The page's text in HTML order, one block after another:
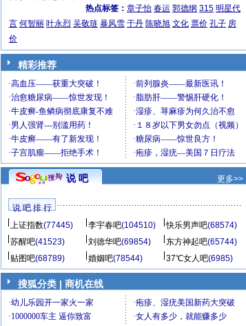
热点标签： 章子怡 春运 郭德纲 315 明星代
言 何智丽 叶永烈 吴敬琏 暴风雪 于丹 陈晓旭 文化 票价 孔子 房
价
精彩推荐
说 吧 更多>>
说 吧 排 行
上证指数(77445) 李宇春吧(104510) 快乐男声吧(68574)
苏醒吧(41523) 刘德华吧(69854) 东方神起吧(65744)
贴图吧(68789) 婚姻吧(78544) 37℃女人吧(6985)
搜狐分类 | 商机在线